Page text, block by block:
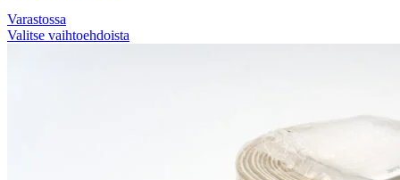
Varastossa
Valitse vaihtoehdoista